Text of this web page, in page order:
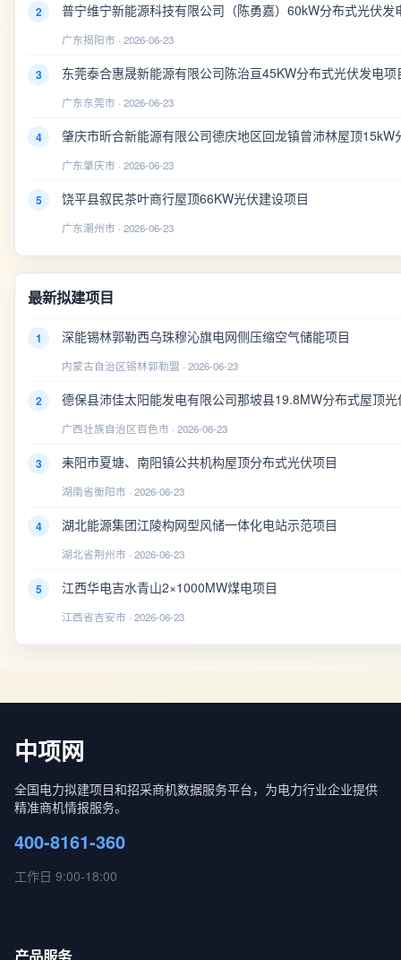
2 普宁维宁新能源科技有限公司（陈勇嘉）60kW分布式光伏发
广东揭阳市 · 2026-06-23
3 东莞泰合惠晟新能源有限公司陈治亘45KW分布式光伏发电项
广东东莞市 · 2026-06-23
4 肇庆市昕合新能源有限公司德庆地区回龙镇曾沛林屋顶15kW
广东肇庆市 · 2026-06-23
5 饶平县叙民茶叶商行屋顶66KW光伏建设项目
广东潮州市 · 2026-06-23
最新拟建项目
1 深能锡林郭勒西乌珠穆沁旗电网侧压缩空气储能项目
内蒙古自治区锡林郭勒盟 · 2026-06-23
2 德保县沛佳太阳能发电有限公司那坡县19.8MW分布式屋顶
广西壮族自治区百色市 · 2026-06-23
3 耒阳市夏塘、南阳镇公共机构屋顶分布式光伏项目
湖南省衡阳市 · 2026-06-23
4 湖北能源集团江陵构网型风储一体化电站示范项目
湖北省荆州市 · 2026-06-23
5 江西华电吉水青山2×1000MW煤电项目
江西省吉安市 · 2026-06-23
中项网
全国电力拟建项目和招采商机数据服务平台，为电力行业企业提供
精准商机情报服务。
400-8161-360
工作日 9:00-18:00
产品服务